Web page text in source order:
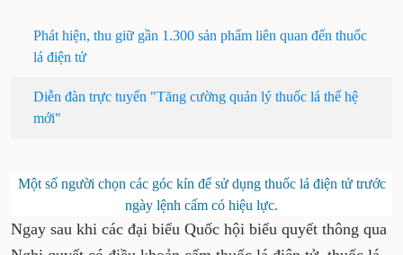
Phát hiện, thu giữ gần 1.300 sản phẩm liên quan đến thuốc
lá điện tử
Diễn đàn trực tuyến "Tăng cường quản lý thuốc lá thế hệ
mới"
Một số người chọn các góc kín để sử dụng thuốc lá điện tử trước
ngày lệnh cấm có hiệu lực.
Ngay sau khi các đại biểu Quốc hội biểu quyết thông qua